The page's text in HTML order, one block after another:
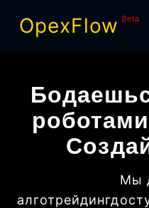
OpexFlow βeta
Мы
алготрейдинг